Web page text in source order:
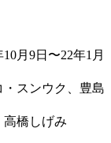
月9日〜22年1月
スンウク、豊島
高橋しげみ